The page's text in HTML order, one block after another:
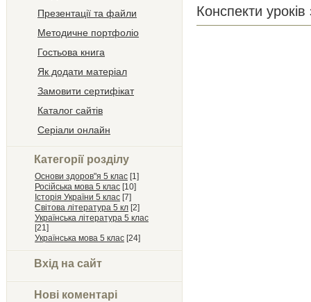
Презентації та файли
Методичне портфоліо
Гостьова книга
Як додати матеріал
Замовити сертифікат
Каталог сайтів
Серіали онлайн
Категорії розділу
Основи здоров"я 5 клас [1]
Російська мова 5 клас [10]
Історія України 5 клас [7]
Світова література 5 кл [2]
Українська література 5 клас
[21]
Українська мова 5 клас [24]
Вхід на сайт
Нові коментарі
Конспекти